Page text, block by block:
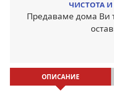
ЧИСТОТА
Предаваме дома Ви
ОПИСАНИЕ